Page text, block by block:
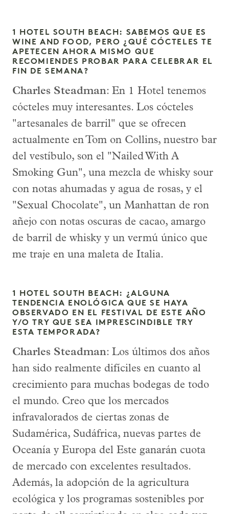
1 HOTEL SOUTH BEACH: SABEMOS QUE ES
WINE AND FOOD, PERO ¿QUÉ CÓCTELES TE
APETECEN AHORA MISMO QUE
RECOMIENDES PROBAR PARA CELEBRAR EL
FIN DE SEMANA?
Charles Steadman: En 1 Hotel tenemos
cócteles muy interesantes. Los cócteles
"artesanales de barril" que se ofrecen
actualmente en Tom on Collins, nuestro bar
del vestíbulo, son el "Nailed With A
Smoking Gun", una mezcla de whisky sour
con notas ahumadas y agua de rosas, y el
"Sexual Chocolate", un Manhattan de ron
añejo con notas oscuras de cacao, amargo
de barril de whisky y un vermú único que
me traje en una maleta de Italia.
1 HOTEL SOUTH BEACH: ¿ALGUNA
TENDENCIA ENOLÓGICA QUE SE HAYA
OBSERVADO EN EL FESTIVAL DE ESTE AÑO
Y/O TRY QUE SEA IMPRESCINDIBLE TRY
ESTA TEMPORADA?
Charles Steadman: Los últimos dos años
han sido realmente difíciles en cuanto al
crecimiento para muchas bodegas de todo
el mundo. Creo que los mercados
infravalorados de ciertas zonas de
Sudamérica, Sudáfrica, nuevas partes de
Oceanía y Europa del Este ganarán cuota
de mercado con excelentes resultados.
Además, la adopción de la agricultura
ecológica y los programas sostenibles por